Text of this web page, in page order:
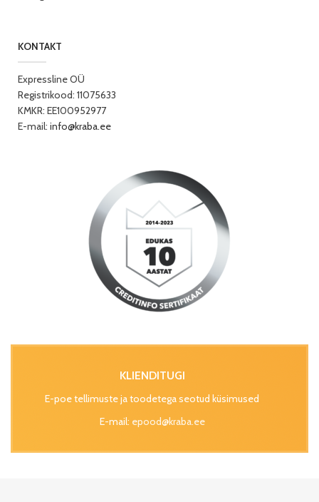
KONTAKT
Expressline OÜ
Registrikood: 11075633
KMKR: EE100952977
E-mail: info@kraba.ee
KLIENDITUGI
E-poe tellimuste ja toodetega seotud küsimused
E-mail: epood@kraba.ee